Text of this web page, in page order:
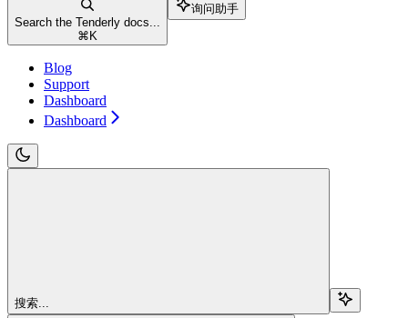
Search the Tenderly docs...
⌘ K
询问助手
Blog
Support
Dashboard
Dashboard
搜索...